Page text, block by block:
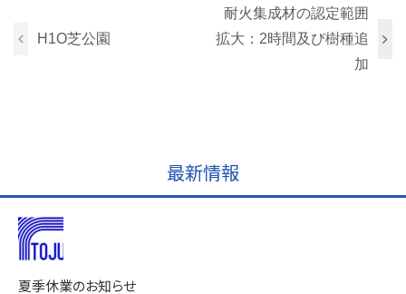
H1O芝公園
耐火集成材の認定範囲
拡大：2時間及び樹種追
加
最新情報
夏季休業のお知らせ